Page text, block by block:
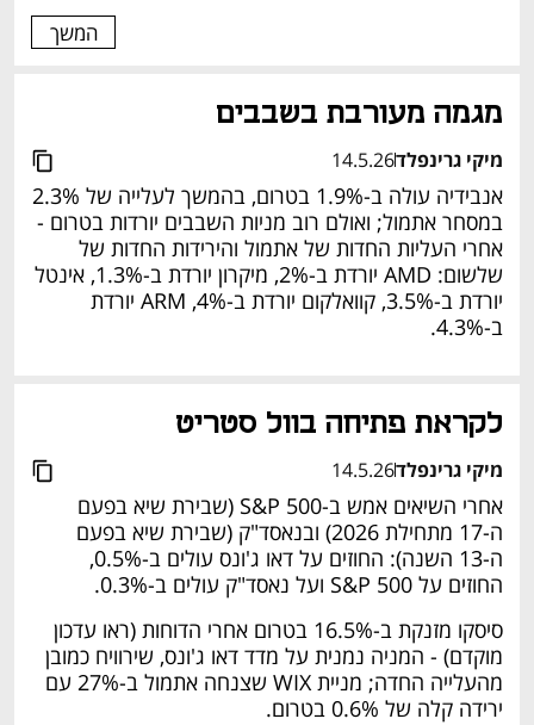
המשך
מגמה מעורבת בשבבים
מיקי גרינפלד14.5.26
אנבידיה עולה ב-1.9% בטרום, בהמשך לעלייה של 2.3%
במסחר אתמול; ואולם רוב מניות השבבים יורדות בטרום -
אחרי העליות החדות של אתמול והירידות החדות של
שלשום: AMD יורדת ב-2%, מיקרון יורדת ב-1.3%, אינטל
יורדת ב-3.5%, קוואלקום יורדת ב-4%, ARM יורדת
ב-4.3%.
לקראת פתיחה בוול סטריט
מיקי גרינפלד14.5.26
החוזים על S&P 500 ועל נאסד"ק עולים ב-0.3%.
סיסקו מזנקת ב-16.5% בטרום אחרי הדוחות (ראו עדכון
מוקדם) - המניה נמנית על מדד דאו ג'ונס, שירוויח כמובן
ירידה קלה של 0.6% בטרום.